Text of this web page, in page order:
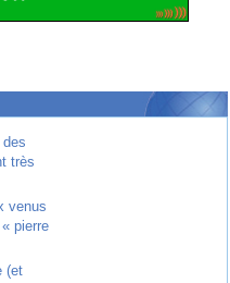
très
venus
pierre
(et